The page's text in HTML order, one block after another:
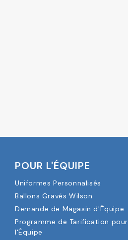
POUR L'ÉQUIPE
Uniformes Personnalisés
Ballons Gravés Wilson
Demande de Magasin d'Équipe
Programme de Tarification pour
l'Équipe